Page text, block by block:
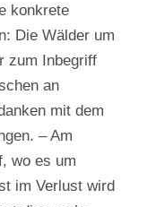
konkrete
Die Wälder um
zum Inbegriff
an
mit dem
– Am
wo es um
im Verlust wird